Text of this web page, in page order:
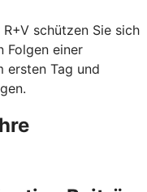
schützen Sie sich
Folgen einer
ersten Tag und